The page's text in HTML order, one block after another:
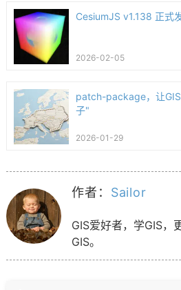
CesiumJS v1.138 正式
2026-02-05
patch-package，让
子"
2026-01-29
作者： Sailor
GIS爱好者，学GIS，
GIS。